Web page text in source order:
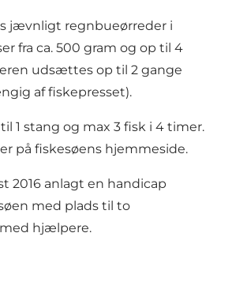
jævnligt regnbueørreder i
fra ca. 500 gram og op til 4
udsættes op til 2 gange
af fiskepresset).
1 stang og max 3 fisk i 4 timer.
på fiskesøens hjemmeside.
2016 anlagt en handicap
med plads til to
hjælpere.